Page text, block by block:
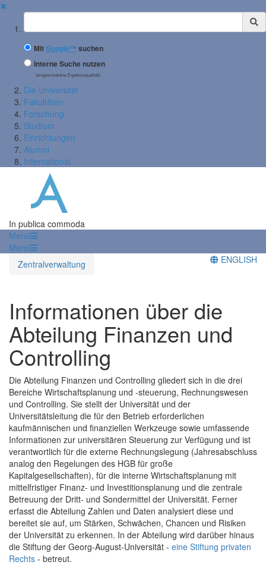
✖
Suchbegriff
MitGoogle™ suchen
Interne Suche nutzen
(eingeschränkte Ergebnisqualität)
Die Universität
Fakultäten
Forschung
Studium
Einrichtungen
Alumni
International
In publica commoda
Menü
Menü
Zentralverwaltung
ENGLISH
Informationen über die
Abteilung Finanzen und
Controlling
Die Abteilung Finanzen und Controlling gliedert sich in die drei
Bereiche Wirtschaftsplanung und -steuerung, Rechnungswesen
und Controlling. Sie stellt der Universität und der
Universitätsleitung die für den Betrieb erforderlichen
kaufmännischen und finanziellen Werkzeuge sowie umfassende
Informationen zur universitären Steuerung zur Verfügung und ist
verantwortlich für die externe Rechnungslegung (Jahresabschluss
analog den Regelungen des HGB für große
Kapitalgesellschaften), für die interne Wirtschaftsplanung mit
mittelfristiger Finanz- und Investitionsplanung und die zentrale
Betreuung der Dritt- und Sondermittel der Universität. Ferner
erfasst die Abteilung Zahlen und Daten analysiert diese und
bereitet sie auf, um Stärken, Schwächen, Chancen und Risiken
der Universität zu erkennen. In der Abteilung wird darüber hinaus
die Stiftung der Georg-August-Universität - eine Stiftung privaten
Rechts - betreut.